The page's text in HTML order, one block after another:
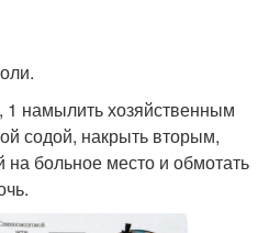
1 намылить хозяйственным
содой, накрыть вторым,
на больное место и обмотать